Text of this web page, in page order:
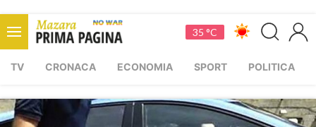
35 °C
TV CRONACA ECONOMIA SPORT POLITICA